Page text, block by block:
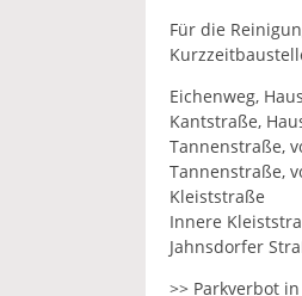
Für die
Eichenweg,
Kantstraße,
Tannenstraße,
Tannenstraße,
Kleiststraße
Innere
Jahnsdorfer
>> Parkverbot